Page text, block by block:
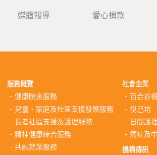
媒體報導 愛心捐款
服務概覽
健康院舍服務
兒童、家庭及社區支援發展服務
長者社區支援及護理服務
精神健康綜合服務
共融就業服務
社會企業
百合谷
悅己坊
日間護
痛症及
機構傳訊